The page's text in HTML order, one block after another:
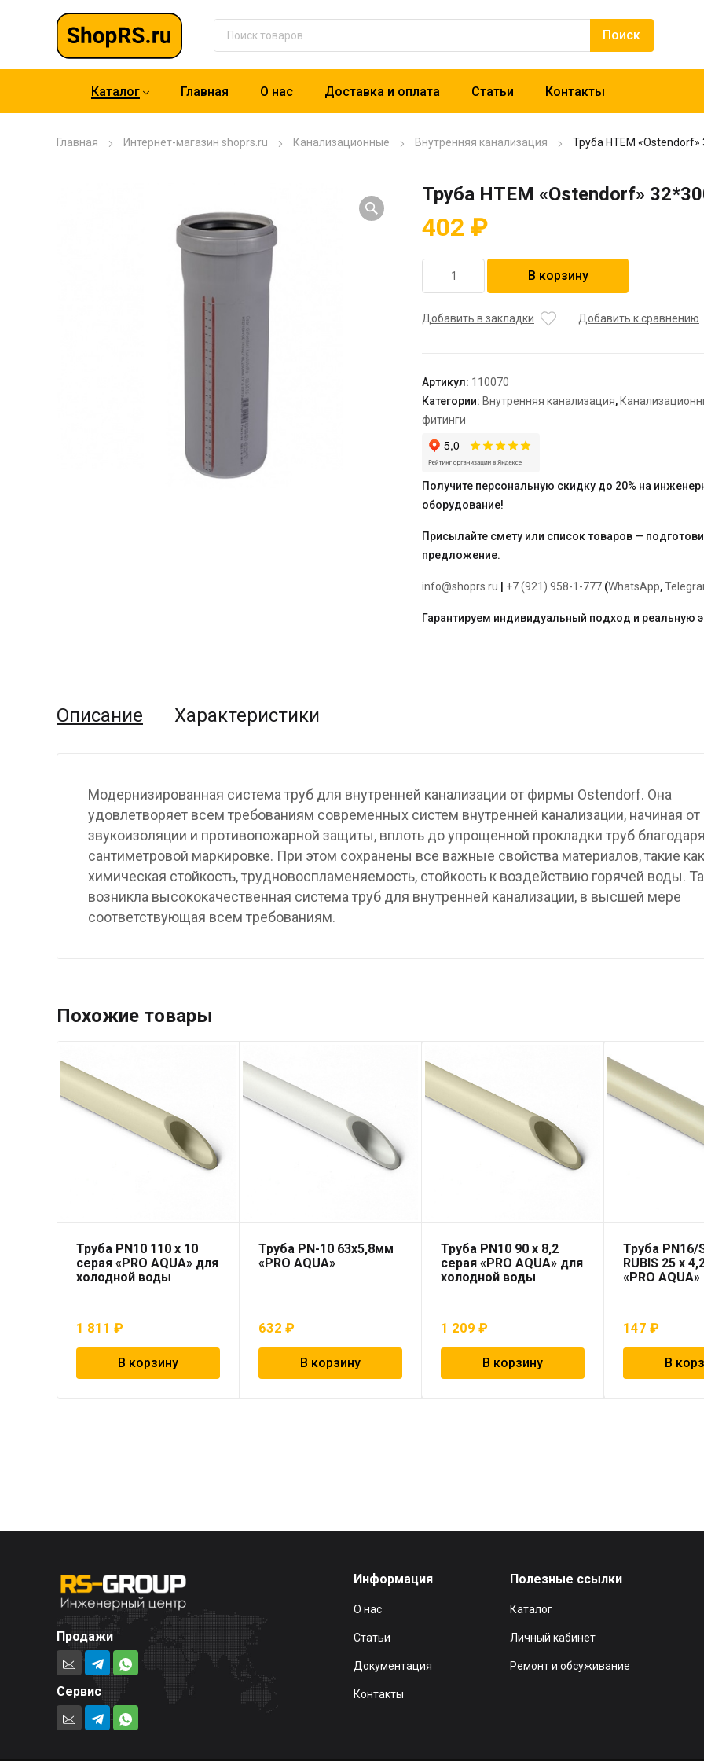
Каталог Главная О нас Доставка и оплата Статьи Контакты
Главная Интернет-магазин shoprs.ru Канализационные Внутренняя канализация Труба НТЕМ «Ostendorf»
Труба НТЕМ «Ostendorf»
402 ₽
товара
НТЕМ
В корзину
Добавить в закладки Добавить к сравнению
Артикул: 110070
Категории: Внутренняя канализация,
фитинги
Получите персональную скидку до 20% на
оборудование!
Присылайте смету или список товаров —
предложение.
info@shoprs.ru +7 (921) 958-1-777 (WhatsApp,
Гарантируем индивидуальный подход и реальную
Описание Характеристики
Модернизированная система труб для внутренней канализации от фирмы Ostendorf. Она
удовлетворяет всем требованиям современных систем внутренней канализации, начиная от
звукоизоляции и противопожарной защиты, вплоть до упрощенной прокладки труб благодаря
сантиметровой маркировке. При этом сохранены все важные свойства материалов, такие как
химическая стойкость, трудновоспламеняемость, стойкость к воздействию горячей воды.
возникла высококачественная система труб для внутренней канализации, в высшей мере
соответствующая всем требованиям.
Похожие товары
Труба PN10 110 x 10
серая «PRO AQUA» для
холодной воды
1 811 ₽
В корзину
Труба PN-10 63х5,8мм
«PRO AQUA»
632₽
В корзину
Труба PN10 90 x 8,2
серая «PRO AQUA» для
холодной воды
1 209₽
В корзину
Труба PN16/
RUBIS 25 x
«PRO AQUA»
147₽
В
Продажи
Сервис
Информация
О нас
Статьи
Документация
Контакты
Полезные ссылки
Каталог
Личный кабинет
Ремонт и обсуживание